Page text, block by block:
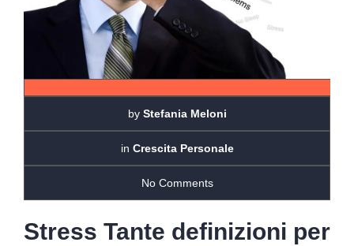
by Stefania Meloni
in Crescita Personale
No Comments
Stress Tante definizioni per